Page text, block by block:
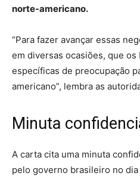
norte-americano.
“Para fazer avançar essas
em diversas ocasiões, que os
específicas de preocupação
americano”, lembra as
Minuta
A carta cita uma minuta
pelo governo brasileiro no